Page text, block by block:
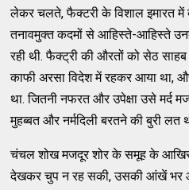
लेकर चलते, फैक्टरी के विशाल इमारत
तनावमुक्त कदमों से आहिस्ते-आहिस्ते
रही थी. फैक्ट्री की औरतों को सेठ
काफी अरसा विदेश में रहकर आया था,
था. जितनी नफरत और उपेक्षा उसे मर्द
मुहब्बत और नर्मदिली बरतने की बुरी लत
चंचल शोख मजदूर शोर के समूह के
देखकर चुप न रह सकी, उसकी आंखें भर